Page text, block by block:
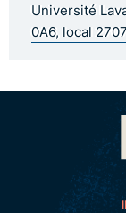
Université
0A6, local 2707